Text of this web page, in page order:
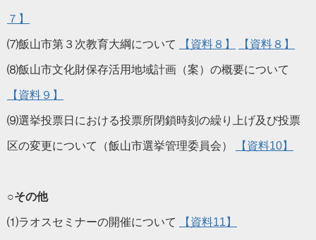
７】
⑺飯山市第３次教育大綱について 【資料８】 【資料８】
⑻飯山市文化財保存活用地域計画（案）の概要について
【資料９】
⑼選挙投票日における投票所閉鎖時刻の繰り上げ及び投票
区の変更について（飯山市選挙管理委員会） 【資料10】
○その他
⑴ラオスセミナーの開催について 【資料11】